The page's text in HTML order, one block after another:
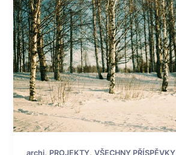
archi, PROJEKTY,VŠECHNY PŘÍSPĚVKY